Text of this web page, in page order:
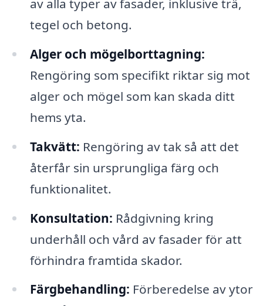
av alla typer av fasader, inklusive trä,
tegel och betong.
Alger och mögelborttagning:
Rengöring som specifikt riktar sig mot
alger och mögel som kan skada ditt
hems yta.
Takvätt: Rengöring av tak så att det
återfår sin ursprungliga färg och
funktionalitet.
Konsultation: Rådgivning kring
underhåll och vård av fasader för att
förhindra framtida skador.
Färgbehandling: Förberedelse av ytor